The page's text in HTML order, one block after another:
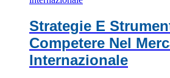
Strategie E
Competere Nel
Internazionale